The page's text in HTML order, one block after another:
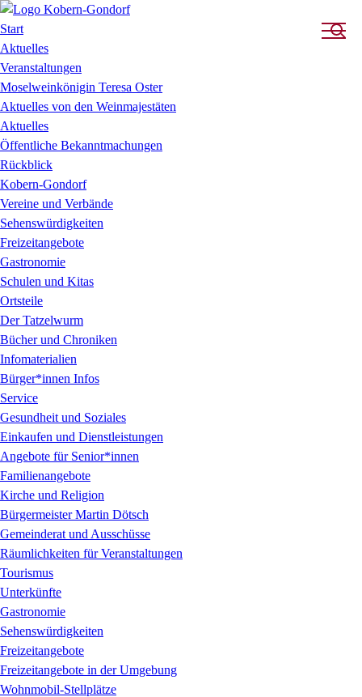
Start
Aktuelles
Veranstaltungen
Moselweinkönigin Teresa Oster
Aktuelles von den Weinmajestäten
Aktuelles
Öffentliche Bekanntmachungen
Rückblick
Kobern-Gondorf
Vereine und Verbände
Sehenswürdigkeiten
Freizeitangebote
Gastronomie
Schulen und Kitas
Ortsteile
Der Tatzelwurm
Bücher und Chroniken
Infomaterialien
Bürger*innen Infos
Service
Gesundheit und Soziales
Einkaufen und Dienstleistungen
Angebote für Senior*innen
Familienangebote
Kirche und Religion
Bürgermeister Martin Dötsch
Gemeinderat und Ausschüsse
Räumlichkeiten für Veranstaltungen
Tourismus
Unterkünfte
Gastronomie
Sehenswürdigkeiten
Freizeitangebote
Freizeitangebote in der Umgebung
Wohnmobil-Stellplätze